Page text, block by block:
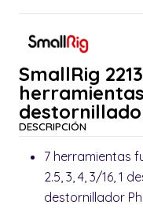
SmallRig
DESCRIPCIÓN
7 herramientas
2.5, 3, 4, 3/16, 1
destornillador